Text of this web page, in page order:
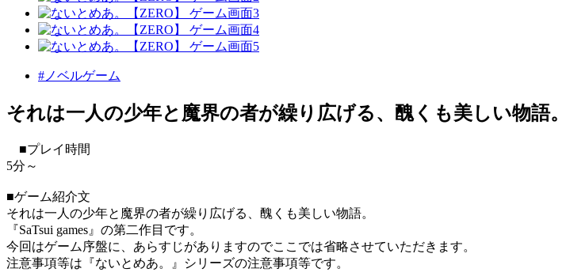
#ノベルゲーム
それは一人の少年と魔界の者が繰り広げる、醜くも美しい物語。
■プレイ時間
5分～
■ゲーム紹介文
それは一人の少年と魔界の者が繰り広げる、醜くも美しい物語。
『SaTsui games』の第二作目です。
今回はゲーム序盤に、あらすじがありますのでここでは省略させていただきます。
注意事項等は『ないとめあ。』シリーズの注意事項等です。